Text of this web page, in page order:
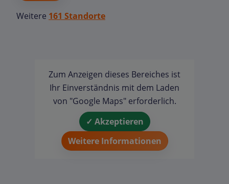
Weitere 161 Standorte
Zum Anzeigen dieses Bereiches ist
Ihr Einverständnis mit dem Laden
von "Google Maps" erforderlich.
✓ Akzeptieren
Weitere Informationen